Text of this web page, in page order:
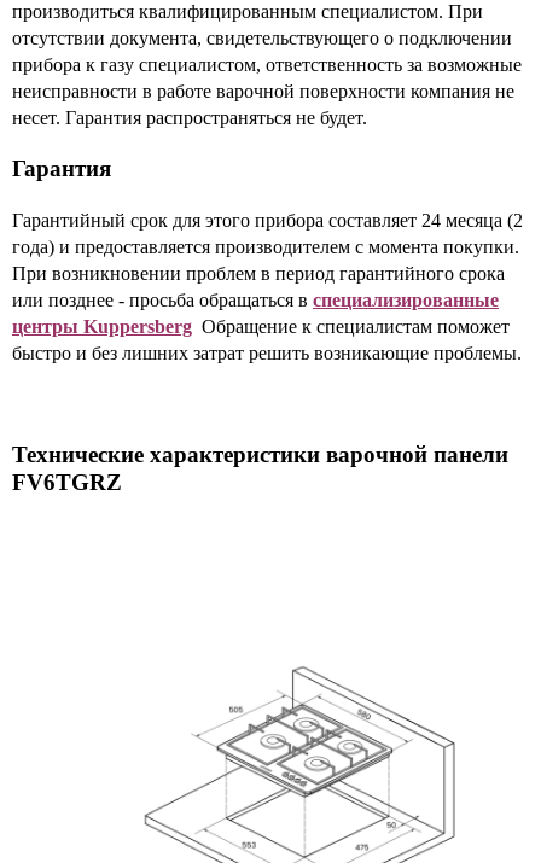
производиться квалифицированным специалистом. При
отсутствии документа, свидетельствующего о подключении
прибора к газу специалистом, ответственность за возможные
неисправности в работе варочной поверхности компания не
несет. Гарантия распространяться не будет.
Гарантия
Гарантийный срок для этого прибора составляет 24 месяца (2
года) и предоставляется производителем с момента покупки.
При возникновении проблем в период гарантийного срока
или позднее - просьба обращаться в специализированные
центры Kuppersberg Обращение к специалистам поможет
быстро и без лишних затрат решить возникающие проблемы.
Технические характеристики варочной панели
FV6TGRZ